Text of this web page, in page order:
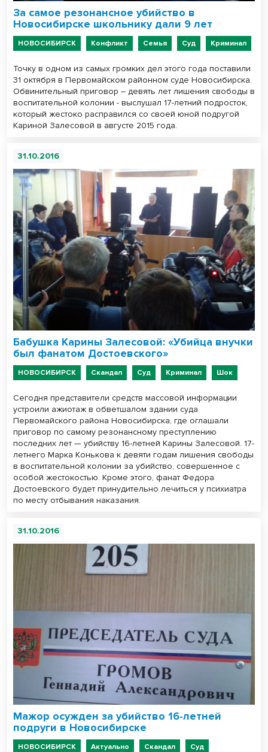
За самое резонансное убийство в
Новосибирске школьнику дали 9 лет
НОВОСИБИРСК Конфликт Семья Суд Криминал
Точку в одном из самых громких дел этого года поставили
31 октября в Первомайском районном суде Новосибирска.
Обвинительный приговор – девять лет лишения свободы в
воспитательной колонии - выслушал 17-летний подросток,
который жестоко расправился со своей юной подругой
Кариной Залесовой в августе 2015 года.
31.10.2016
Бабушка Карины Залесовой: «Убийца внучки
был фанатом Достоевского»
НОВОСИБИРСК Скандал Суд Криминал Шок
Сегодня представители средств массовой информации
устроили ажиотаж в обветшалом здании суда
Первомайского района Новосибирска, где оглашали
приговор по самому резонансному преступлению
последних лет — убийству 16-летней Карины Залесовой. 17-
летнего Марка Конькова к девяти годам лишения свободы
в воспитательной колонии за убийство, совершенное с
особой жестокостью. Кроме этого, фанат Федора
Достоевского будет принудительно лечиться у психиатра
по месту отбывания наказания.
31.10.2016
Мажор осужден за убийство 16-летней
подруги в Новосибирске
НОВОСИБИРСК Актуально Скандал Суд